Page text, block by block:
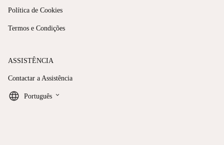
Política de Cookies
Termos e Condições
ASSISTÊNCIA
Contactar a Assistência
Português keyboard_arrow_down